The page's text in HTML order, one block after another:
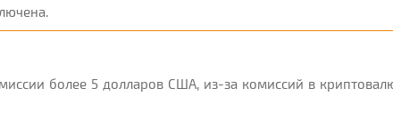
более 5 долларов США, из-за комиссий в